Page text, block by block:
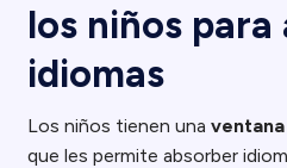
los niños
idiomas
Los niños tienen una
que les permite absorber